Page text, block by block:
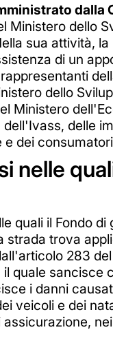
dalla
Ministero dello
sua attività, la
di un
dello
Ministero
dell'Ivass, delle
e dei
nelle
quali il Fondo di
strada trova
283
quale sancisce
i danni
veicoli e dei
assicurazione,